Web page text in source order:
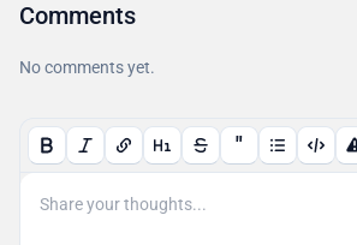
Comments
No comments yet.
"